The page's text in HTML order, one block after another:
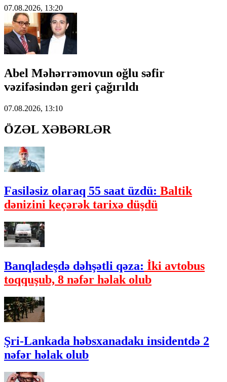
07.08.2026, 13:20
Abel Məhərrəmovun oğlu səfir
vəzifəsindən geri çağırıldı
07.08.2026, 13:10
ÖZƏL XƏBƏRLƏR
Fasiləsiz olaraq 55 saat üzdü: Baltik
dənizini keçərək tarixə düşdü
Banqladeşdə dəhşətli qəza: İki avtobus
toqquşub, 8 nəfər həlak olub
Şri-Lankada həbsxanadakı insidentdə 2
nəfər həlak olub